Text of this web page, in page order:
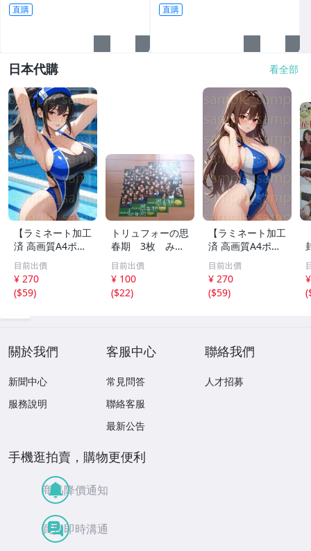
直購 直購
日本代購 看全部
【ラミネート加工
済 高画質A4ポス
ター】1583 AI美
女 イラスト ポス
ター セクシー か
わいい 水着 下着
目前出價
¥ 270
($59)
トリュフォーの思
春期 3枚 みゆ
き座 ジュリー
デムソー ｋ
目前出價
¥ 100
($22)
【ラミネート加工
済 高画質A4ポス
ター】1582 AI美
女 イラスト ポス
ター セクシー か
わいい 水着 下着
目前出價
¥ 270
($59)
(
關於我們
新聞中心
服務說明
客服中心
常見問答
聯絡客服
最新公告
聯絡我們
人才招募
手機逛拍賣，購物更便利
商品降價通知
買賣即時溝通